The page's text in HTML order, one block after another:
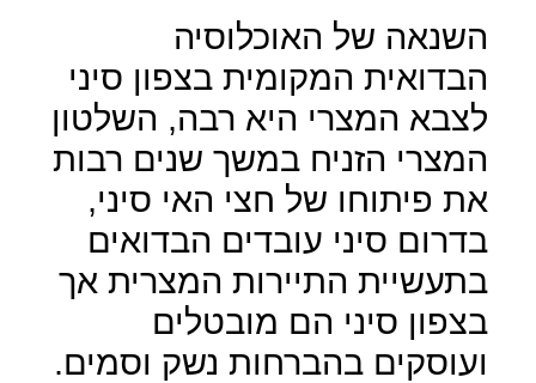
השנאה של האוכלוסיה
הבדואית המקומית בצפון סיני
לצבא המצרי היא רבה, השלטון
המצרי הזניח במשך שנים רבות
את פיתוחו של חצי האי סיני,
בדרום סיני עובדים הבדואים
בתעשיית התיירות המצרית אך
בצפון סיני הם מובטלים
ועוסקים בהברחות נשק וסמים.